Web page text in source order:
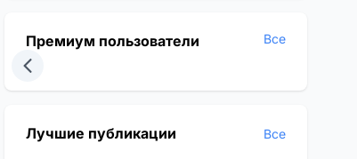
Премиум пользователи Все
Лучшие публикации Все